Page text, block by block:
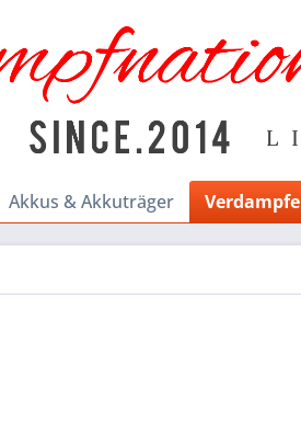
Akkus & Akkuträger